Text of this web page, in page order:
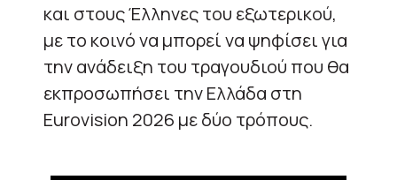
και στους Έλληνες του εξωτερικού,
με το κοινό να μπορεί να ψηφίσει για
την ανάδειξη του τραγουδιού που θα
εκπροσωπήσει την Ελλάδα στη
Eurovision 2026 με δύο τρόπους.